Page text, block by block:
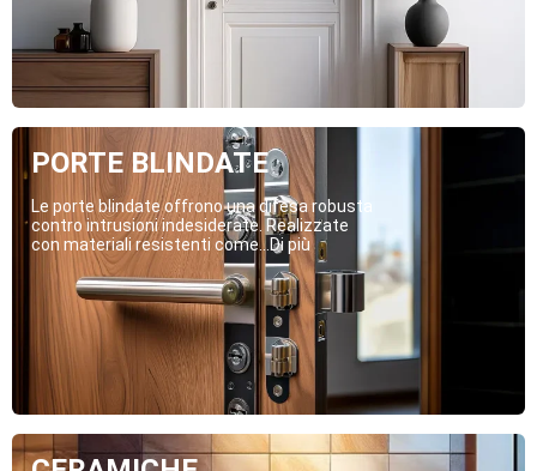
PORTE BLINDATE
Le porte blindate offrono una difesa robusta
contro intrusioni indesiderate. Realizzate
con materiali resistenti come...Di più